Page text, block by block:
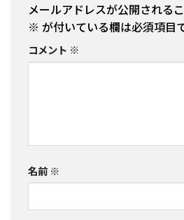
メールアドレスが公開される
※ が付いている欄は必須項目
コメント ※
名前 ※